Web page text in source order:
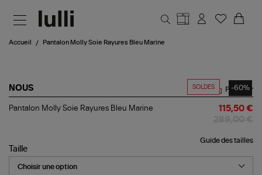
Accueil Pantalon Molly Soie Rayures Bleu Marine
SOLDES -60%
NOUS
Pantalon
Marine
Partager
Pantalon Molly Soie Rayures Bleu Marine 115,50 €
Guide des tailles
Taille